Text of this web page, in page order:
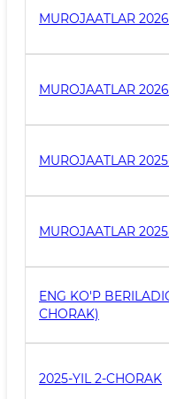
MUROJAATLAR
MUROJAATLAR
MUROJAATLAR
МUROJAATLAR
ENG KO'P
CHORAK)
2025-YIL 2-CHORAK